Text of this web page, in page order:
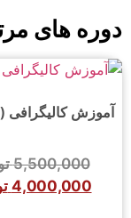
دوره های
آموزش کالیگرافی
5,500,000
4,000,000